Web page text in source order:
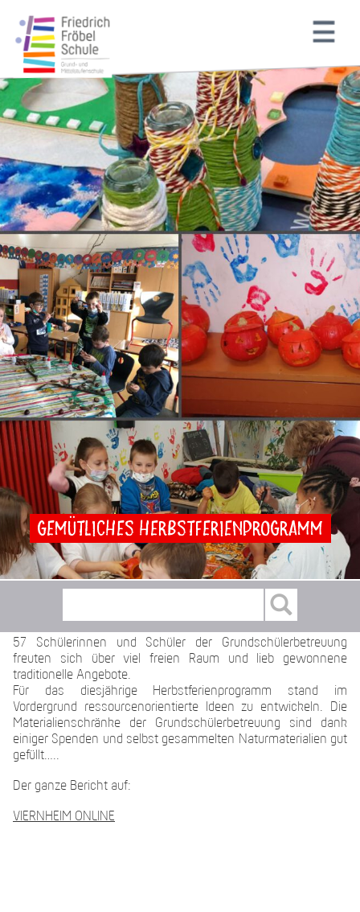
Gemütliches Herbstferienprogramm
57 Schülerinnen und Schüler der Grundschülerbetreuung
freuten sich über viel freien Raum und lieb gewonnene
traditionelle Angebote.
Für das diesjährige Herbstferienprogramm stand im
Vordergrund ressourcenorientierte Ideen zu entwickeln. Die
Materialienschränke der Grundschülerbetreuung sind dank
einiger Spenden und selbst gesammelten Naturmaterialien gut
gefüllt…..
Der ganze Bericht auf:
VIERNHEIM ONLINE